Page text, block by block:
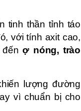
tinh thần tỉnh táo
với tính axit cao,
đếnợ nóng, trào
lượng đường
vì chuẩn bị cho